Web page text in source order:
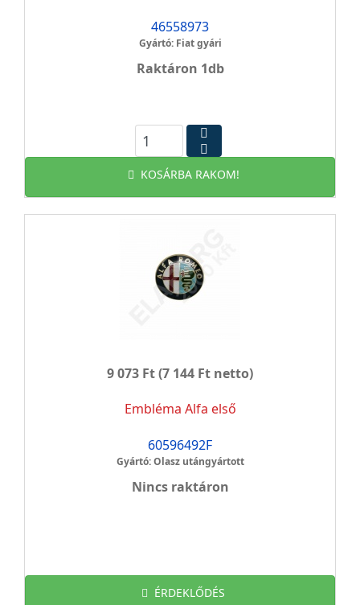
46558973
Gyártó: Fiat gyári
Raktáron 1db
KOSÁRBA RAKOM!
9 073 Ft(7 144 Ft netto)
Embléma Alfa első
60596492F
Gyártó: Olasz utángyártott
Nincs raktáron
ÉRDEKLŐDÉS